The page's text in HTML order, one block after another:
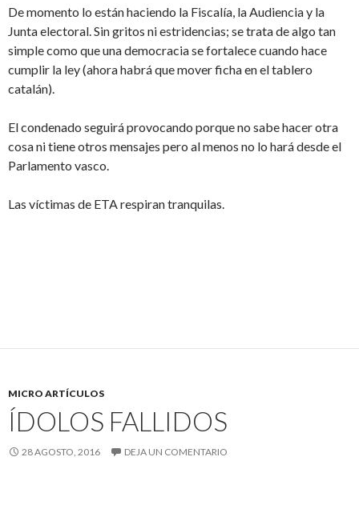
De momento lo están haciendo la Fiscalía, la Audiencia y la
Junta electoral. Sin gritos ni estridencias; se trata de algo tan
simple como que una democracia se fortalece cuando hace
cumplir la ley (ahora habrá que mover ficha en el tablero
catalán).
El condenado seguirá provocando porque no sabe hacer otra
cosa ni tiene otros mensajes pero al menos no lo hará desde el
Parlamento vasco.
Las víctimas de ETA respiran tranquilas.
MICRO ARTÍCULOS
ÍDOLOS FALLIDOS
28 AGOSTO, 2016 DEJA UN COMENTARIO